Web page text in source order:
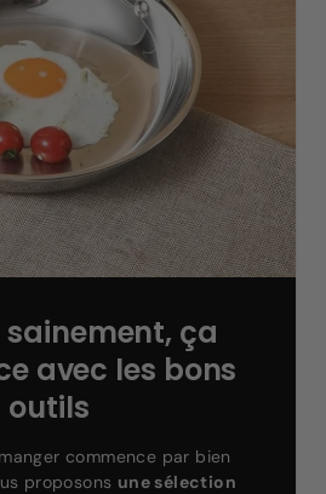
sainement, ça
avec les bons
outils
commence par bien
proposons une sélection